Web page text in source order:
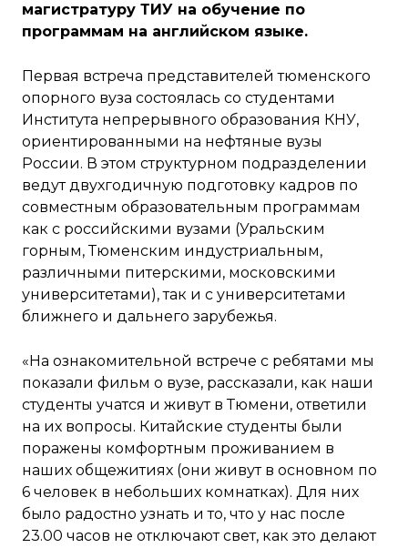
магистратуру ТИУ на обучение по
программам на английском языке.
Первая встреча представителей тюменского
опорного вуза состоялась со студентами
Института непрерывного образования КНУ,
ориентированными на нефтяные вузы
России. В этом структурном подразделении
ведут двухгодичную подготовку кадров по
совместным образовательным программам
как с российскими вузами (Уральским
горным, Тюменским индустриальным,
различными питерскими, московскими
университетами), так и с университетами
ближнего и дальнего зарубежья.
«На ознакомительной встрече с ребятами мы
показали фильм о вузе, рассказали, как наши
студенты учатся и живут в Тюмени, ответили
на их вопросы. Китайские студенты были
поражены комфортным проживанием в
наших общежитиях (они живут в основном по
6 человек в небольших комнатках). Для них
было радостно узнать и то, что у нас после
23.00 часов не отключают свет, как это делают